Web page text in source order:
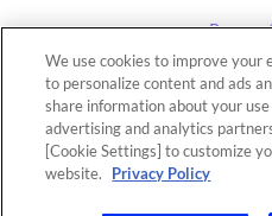
Copyright ©TableCheck
We use cookies to improve your
to personalize content and ads
share information about your
advertising and analytics
[Cookie Settings] to customize
website.
Privacy Policy